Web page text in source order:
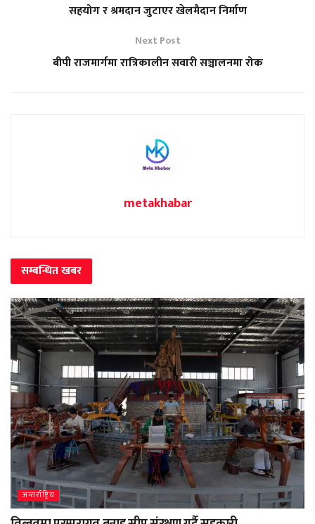
सहयोग र श्रमदान जुटाएर खेलमैदान निर्माण
Next Post
बीपी राजमार्गमा रात्रिकालीन सवारी सञ्चालनमा रोक
metakhabar
सम्बन्धितखबर
अन्तर्राष्ट्रिय